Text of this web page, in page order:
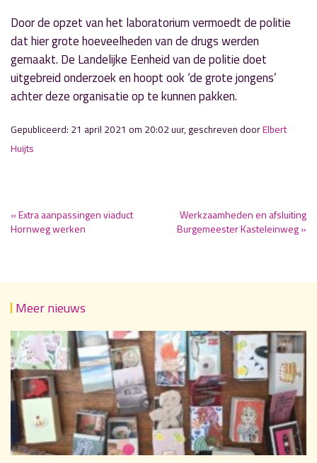
Door de opzet van het laboratorium vermoedt de politie
dat hier grote hoeveelheden van de drugs werden
gemaakt. De Landelijke Eenheid van de politie doet
uitgebreid onderzoek en hoopt ook ‘de grote jongens’
achter deze organisatie op te kunnen pakken.
Gepubliceerd: 21 april 2021 om 20:02 uur, geschreven doorElbert
Huijts
« Extra aanpassingen viaduct
Hornweg werken
Werkzaamheden en afsluiting
Burgemeester Kasteleinweg »
Meer nieuws